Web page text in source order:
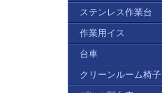
ステンレス作業台
作業用イス
台車
クリーンルーム椅子